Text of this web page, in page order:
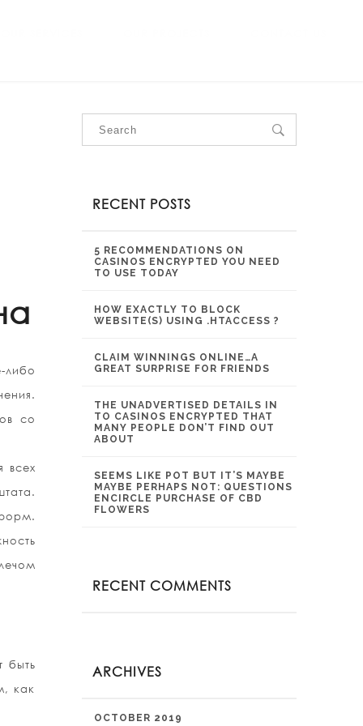
со
всех
быть
как
RECENT POSTS
5 RECOMMENDATIONS ON
CASINOS ENCRYPTED YOU NEED
TO USE TODAY
HOW EXACTLY TO BLOCK
WEBSITE(S) USING .HTACCESS ?
CLAIM WINNINGS ONLINE…A
GREAT SURPRISE FOR FRIENDS
THE UNADVERTISED DETAILS IN
TO CASINOS ENCRYPTED THAT
MANY PEOPLE DON’T FIND OUT
ABOUT
SEEMS LIKE POT BUT IT’S MAYBE
MAYBE PERHAPS NOT: QUESTIONS
ENCIRCLE PURCHASE OF CBD
FLOWERS
RECENT COMMENTS
ARCHIVES
OCTOBER 2019